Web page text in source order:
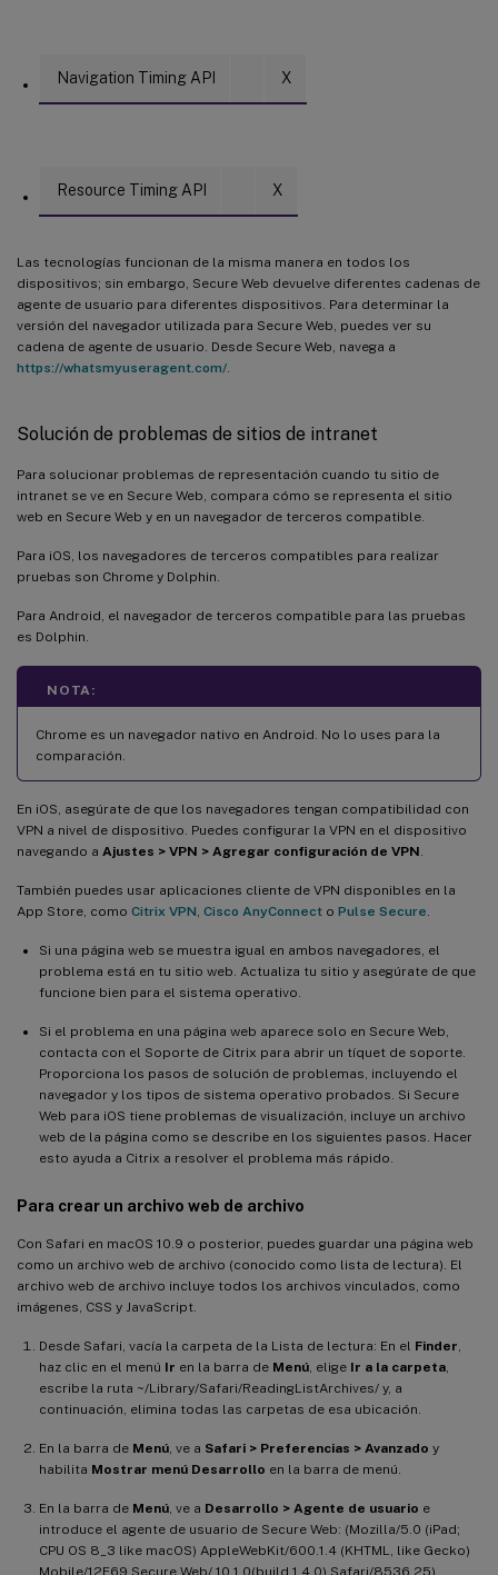
Navigation Timing API X
Resource Timing API X
Las tecnologías funcionan de la misma manera en todos los
dispositivos; sin embargo, Secure Web devuelve diferentes cadenas de
agente de usuario para diferentes dispositivos. Para determinar la
versión del navegador utilizada para Secure Web, puedes ver su
cadena de agente de usuario. Desde Secure Web, navega a
https://whatsmyuseragent.com/
Solución de problemas de sitios de intranet
Para solucionar problemas de representación cuando tu sitio de
intranet se ve en Secure Web, compara cómo se representa el sitio
web en Secure Web y en un navegador de terceros compatible.
Para iOS, los navegadores de terceros compatibles para realizar
pruebas son Chrome y Dolphin.
Para Android, el navegador de terceros compatible para las pruebas
es Dolphin.
NOTA:
Chrome es un navegador nativo en Android. No lo uses para la
comparación.
En iOS, asegúrate de que los navegadores tengan compatibilidad con
VPN a nivel de dispositivo. Puedes configurar la VPN en el dispositivo
navegando a Ajustes > VPN > Agregar configuración de VPN
También puedes usar aplicaciones cliente de VPN disponibles en la
App Store, como Citrix VPN Cisco AnyConnect o Pulse Secure
Si una página web se muestra igual en ambos navegadores, el
problema está en tu sitio web. Actualiza tu sitio y asegúrate de que
funcione bien para el sistema operativo.
Si el problema en una página web aparece solo en Secure Web,
contacta con el Soporte de Citrix para abrir un tíquet de soporte.
Proporciona los pasos de solución de problemas, incluyendo el
navegador y los tipos de sistema operativo probados. Si Secure
Web para iOS tiene problemas de visualización, incluye un archivo
web de la página como se describe en los siguientes pasos. Hacer
esto ayuda a Citrix a resolver el problema más rápido.
Para crear un archivo web de archivo
Con Safari en macOS 10.9 o posterior, puedes guardar una página web
como un archivo web de archivo (conocido como lista de lectura). El
archivo web de archivo incluye todos los archivos vinculados, como
imágenes, CSS y JavaScript.
Desde Safari, vacía la carpeta de la Lista de lectura: En el Finder
haz clic en el menú Ir en la barra de Menú , elige Ir a la carpeta
escribe la ruta ~/Library/Safari/ReadingListArchives/ y, a
continuación, elimina todas las carpetas de esa ubicación.
En la barra de Menú , ve a Safari > Preferencias > Avanzado y
habilita Mostrar menú Desarrollo en la barra de menú.
En la barra de Menú , ve a Desarrollo > Agente de usuario e
introduce el agente de usuario de Secure Web: (Mozilla/5.0 (iPad;
CPU OS 8_3 like macOS) AppleWebKit/600.1.4 (KHTML, like Gecko)
Mobile/12F69 Secure Web/ 10.1.0(build 1.4.0) Safari/8536.25).